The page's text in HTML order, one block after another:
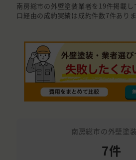
南房総市の外壁塗装業者を19件掲載
口経由の成約実績は成約件数7件ありま
南房総市の外壁塗
7件